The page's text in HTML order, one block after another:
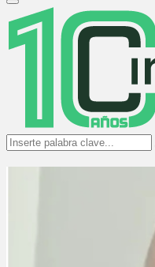
Primary
Menu
Search
for: